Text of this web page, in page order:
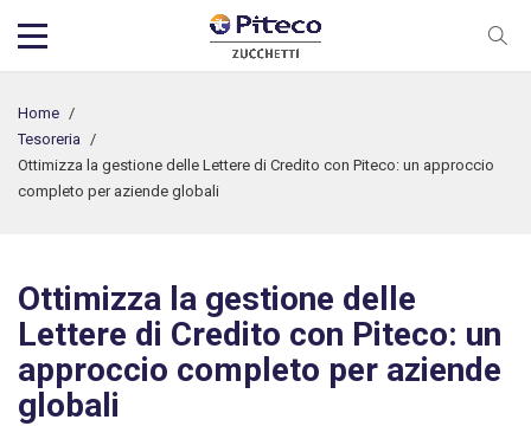
Home /
Tesoreria /
Ottimizza la gestione delle Lettere di Credito con Piteco: un approccio
completo per aziende globali
Ottimizza la gestione delle
Lettere di Credito con Piteco: un
approccio completo per aziende
globali